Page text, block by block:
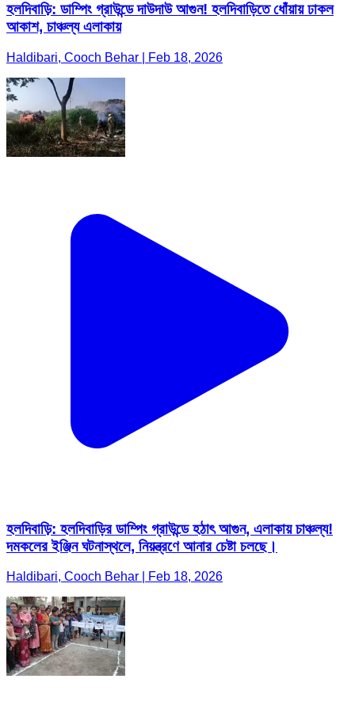
হলদিবাড়ি: ডাম্পিং গ্রাউন্ডে দাউদাউ আগুন! হলদিবাড়িতে ধোঁয়ায় ঢাকল
আকাশ, চাঞ্চল্য এলাকায়
Haldibari, Cooch Behar | Feb 18, 2026
হলদিবাড়ি: হলদিবাড়ির ডাম্পিং গ্রাউন্ডে হঠাৎ আগুন, এলাকায় চাঞ্চল্য!
দমকলের ইঞ্জিন ঘটনাস্থলে, নিয়ন্ত্রণে আনার চেষ্টা চলছে।
Haldibari, Cooch Behar | Feb 18, 2026